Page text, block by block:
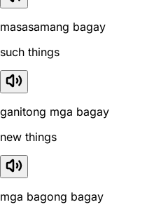
masasamang bagay
such things
ganitong mga bagay
new things
mga bagong bagay